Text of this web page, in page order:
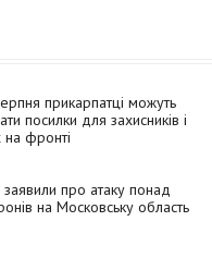
прикарпатці можуть
посилки для захисників і
на фронті
заявили про атаку понад
на Московську область